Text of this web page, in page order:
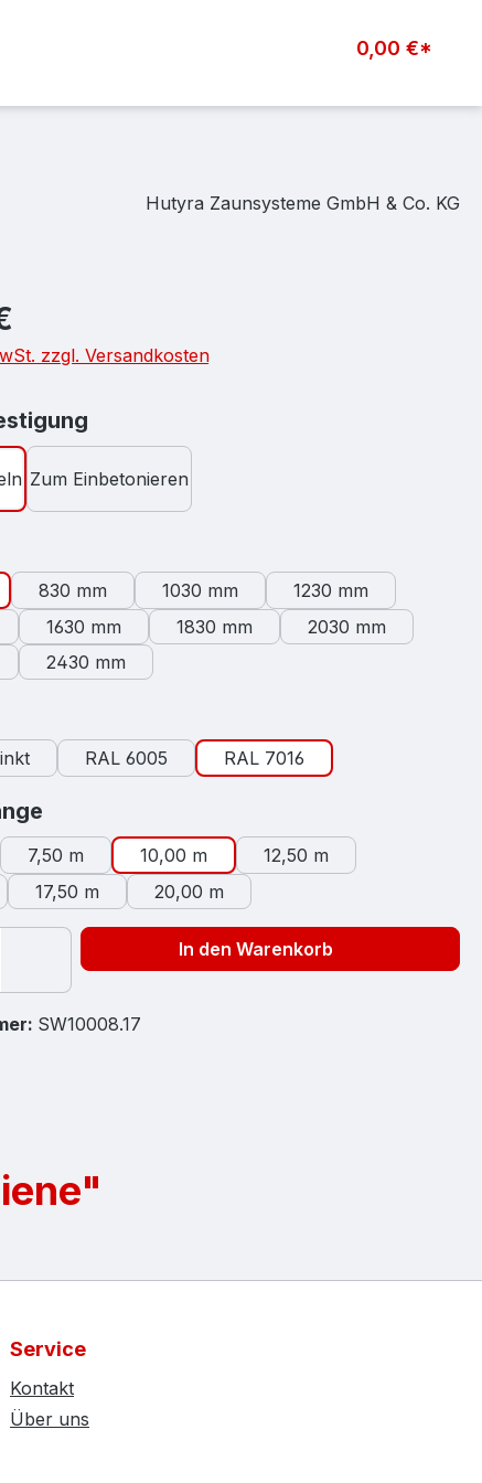
0,00 €*
Hutyra Zaunsysteme GmbH & Co. KG
zzgl. Versandkosten
Zum Einbetonieren
830 mm 1030 mm
1230 mm
1630 mm 1830 mm
2030 mm
2430 mm
RAL 6005 RAL 7016
7,50 m 10,00 m
12,50 m
17,50 m 20,00 m
In den Warenkorb
SW10008.17
Service
Kontakt
Über uns